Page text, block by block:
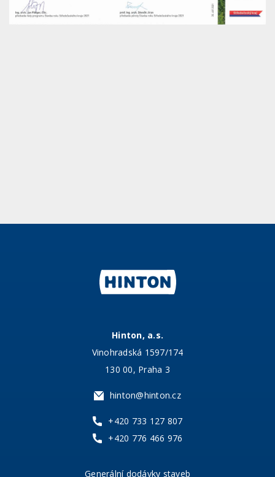
Hinton, a.s.
Vinohradská 1597/174
130 00, Praha 3
hinton@hinton.cz
+420 733 127 807
+420 776 466 976
Generální dodávky staveb